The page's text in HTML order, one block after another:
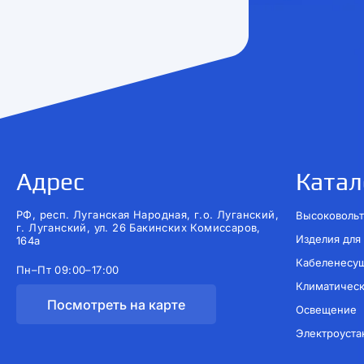
Адрес
РФ, респ. Луганская Народная, г.о. Луганский,
г. Луганский, ул. 26 Бакинских Комиссаров,
164а
Пн–Пт 09:00–17:00
Посмотреть на карте
Изделия
Освещение